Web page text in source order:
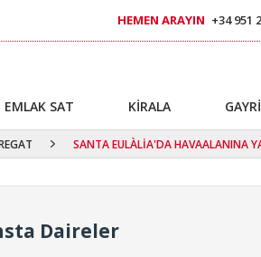
SANTA EULÀLİA'DA HAVAALANINA
Daireler
HEMEN ARAYIN +34 951
EMLAK SAT KİRALA